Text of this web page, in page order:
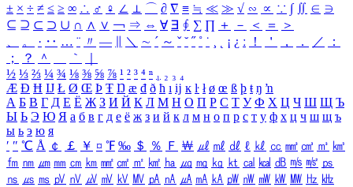
± × ÷ ≠ ≤ ≥ ∞ ∴ ♂ ♀ ∠ ⊥ ⌒ ∂ ∇ ≡ ≒ ≪ ≫ √ ∽ ∝ ∵ ∫ ∬ ∈ ∋
⊆ ⊇ ⊂ ⊃ ∪ ∩ ∧ ∨ ￢ ⇒ ⇔ ∀ ∃ ∮ ∑ ∏ ＋ － ＜ ＝
＞
、
。 · ‥ … ¨ 〃 ― ＼ ∼ ´ ～ ˇ ˘ ˝ ˚ ˙ ¸ ¡ ¿ ː ！ ＇ ， ． ／
：
；
？ ＾ ｀
½ ⅓ ⅔ ¼ ¾ ⅛ ⅜ ⅝ ⅞ ¹ ² ³ ⁴ ⁿ ₁ ₂ ₃ ₄
Æ Ð Ħ Ĳ Ł Ø Œ Þ Ŧ Ŋ æ đ ð ħ ı ĳ ĸ ŀ ł ø œ ß þ ŧ ŋ ŉ
А Б В Г Д Е Ё Ж З И Й К Л М Н О П Р С Т У Ф Х Ц Ч Ш Щ Ъ
Ы Ь Э Ю Я а б в г д е ё ж з и й к л м н о п р с т у ф х ц ч ш щ ъ
ы ь э ю я
′ ″ ℃ Å ￠ ￡ ￥ ¤ ℉ ‰ ＄ ％ Ｆ ￦ ㎕ ㎖ ㎗ ℓ ㎘ ㏄ ㎣ ㎤ ㎥ ㎦
㎙ ㎚ ㎛ ㎜ ㎝ ㎞ ㎟ ㎠ ㎡ ㎢ ㏊ ㎍ ㎎ ㎏ ㏏ ㎈ ㎉ ㏈ ㎧ ㎨ ㎰
㎱ ㎲ ㎳ ㎴ ㎵ ㎶ ㎷ ㎸ ㎹ ㎀ ㎁ ㎂ ㎃ ㎄ ㎺ ㎻ ㎽ ㎾ ㎿ ㎐ ㎑